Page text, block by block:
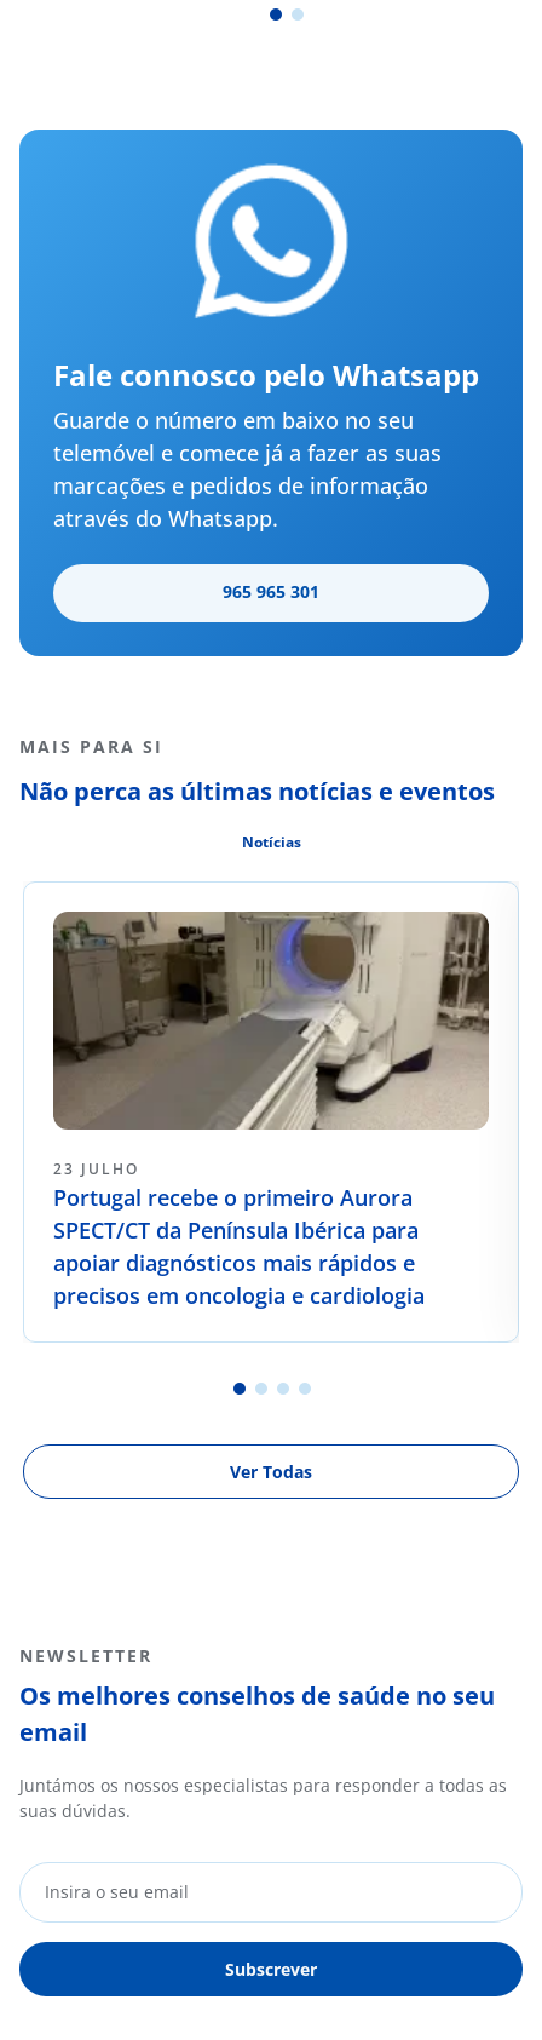
Fale connosco pelo Whatsapp
Guarde o número em baixo no seu
telemóvel e comece já a fazer as suas
marcações e pedidos de informação
através do Whatsapp.
965 965 301
MAIS PARA SI
Não perca as últimas notícias e eventos
Notícias
23 JULHO
Portugal recebe o primeiro Aurora
SPECT/CT da Península Ibérica para
apoiar diagnósticos mais rápidos e
precisos em oncologia e cardiologia
Ver Todas
NEWSLETTER
Os melhores conselhos de saúde no seu
email
Juntámos os nossos especialistas para responder a todas as
suas dúvidas.